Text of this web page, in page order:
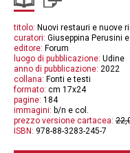
titolo: Nuovi restauri e nuove
curatori: Giuseppina Perusini
editore: Forum
luogo di pubblicazione: Udine
anno di pubblicazione: 2022
collana: Fonti e testi
formato: cm 17x24
pagine: 184
immagini: b/n e col.
prezzo versione cartacea:
ISBN: 978-88-3283-245-7